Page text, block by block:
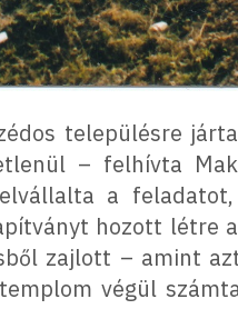
településre
– felhívta
a
hozott létre
zajlott – amint
végül